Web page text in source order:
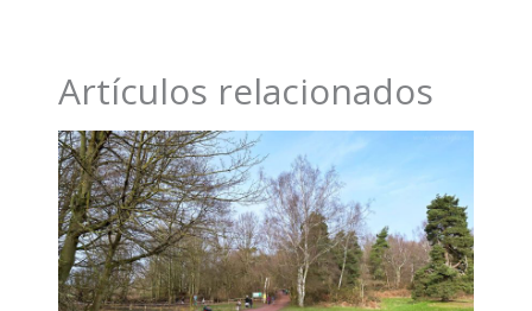
Artículos relacionados